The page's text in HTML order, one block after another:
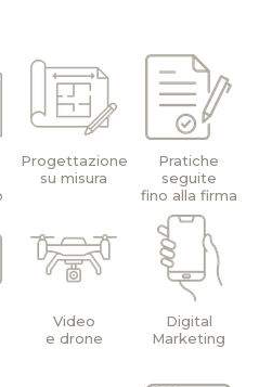
Progettazione
su misura
Pratiche
seguite
fino alla firma
Video
e drone
Digital
Marketing